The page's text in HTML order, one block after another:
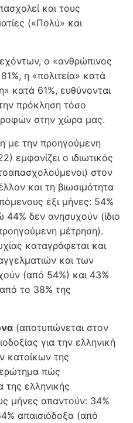
και τους
(«Πολύ» και
ο «ανθρώπινος
η «πολιτεία» κατά
κατά 61%, ευθύνονται
πρόκληση τόσο
στην χώρα μας.
με την προηγούμενη
εμφανίζει ο ιδιωτικός
στον
και τη βιωσιμότητα
έξι μήνες: 54%
δεν ανησυχούν (ίδιο
μέτρηση).
καταγράφεται και
και των
(από 54%) και 43%
το 38% της
(αποτυπώνεται στον
για την ελληνική
κατοίκων της
ερώτημα πώς
της ελληνικής
μήνες απαντούν: 34%
απαισιόδοξα (από